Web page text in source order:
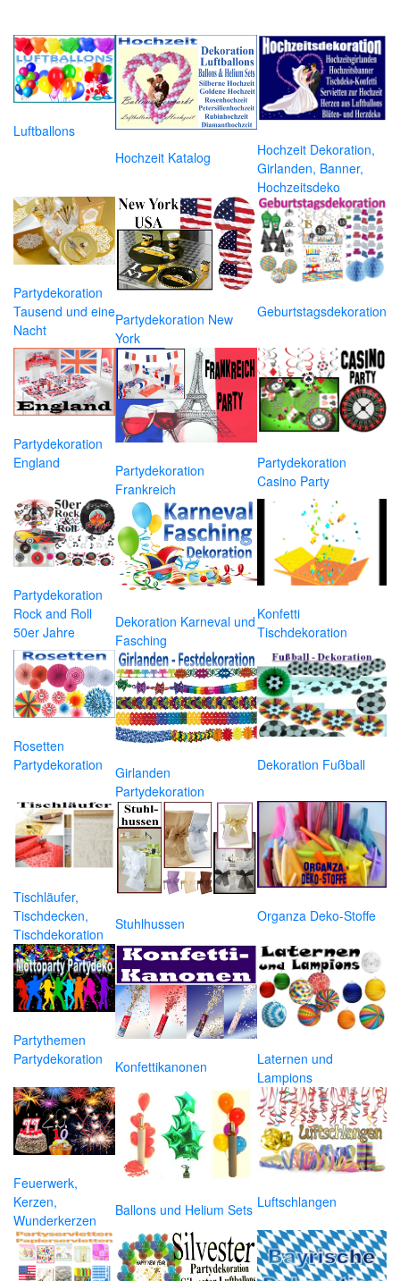
Luftballons
Hochzeit Katalog
Hochzeit Dekoration,
Girlanden, Banner,
Hochzeitsdeko
Partydekoration
Tausend und eine
Nacht
Partydekoration New
York
Geburtstagsdekoration
Partydekoration
England
Partydekoration
Frankreich
Partydekoration
Casino Party
Partydekoration
Rock and Roll
50er Jahre
Dekoration Karneval und
Fasching
Konfetti
Tischdekoration
Rosetten
Partydekoration
Girlanden
Partydekoration
Dekoration Fußball
Tischläufer,
Tischdecken,
Tischdekoration
Stuhlhussen Organza Deko-Stoffe
Partythemen
Partydekoration
Konfettikanonen
Laternen und
Lampions
Feuerwerk,
Kerzen,
Wunderkerzen
Ballons und Helium Sets Luftschlangen